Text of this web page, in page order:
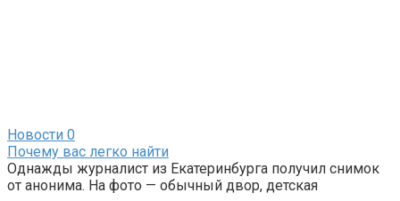
Новости 0
Почему вас легко найти
Однажды журналист из Екатеринбурга получил снимок
от анонима. На фото — обычный двор, детская